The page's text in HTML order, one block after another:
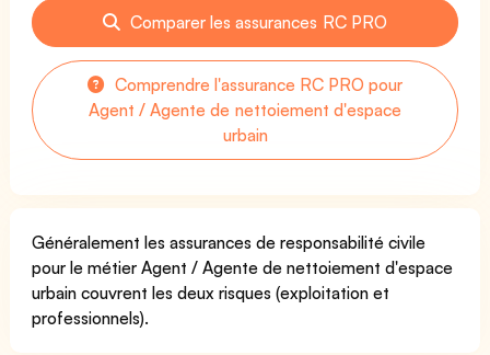
Comparer les assurances RC PRO
Comprendre l'assurance RC PRO pour
Agent / Agente de nettoiement d'espace
urbain
Généralement les assurances de responsabilité civile
pour le métier Agent / Agente de nettoiement d'espace
urbain couvrent les deux risques (exploitation et
professionnels).